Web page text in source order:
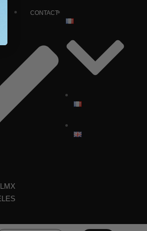
CONTACT